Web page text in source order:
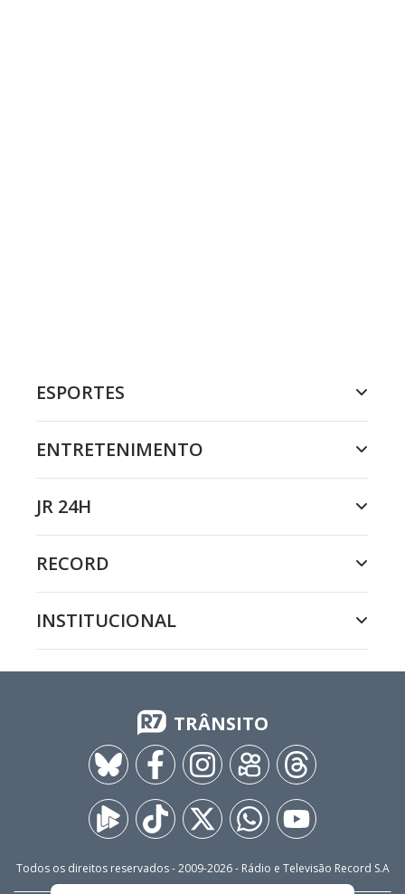
ESPORTES
ENTRETENIMENTO
JR 24H
RECORD
INSTITUCIONAL
TRÂNSITO
Todos os direitos reservados - 2009-2026- Rádio e Televisão Record S.A